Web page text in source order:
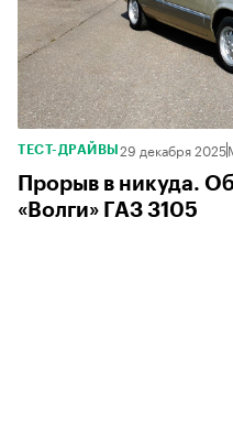
ТЕСТ-ДРАЙВЫ 29 декабря 2025
Прорыв в никуда.
«Волги» ГАЗ 3105